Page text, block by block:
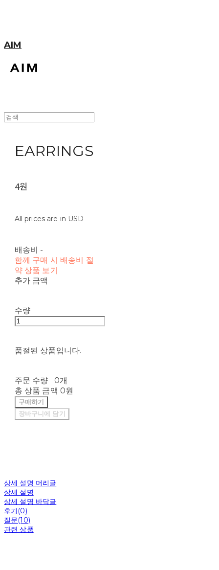
AIM
EARRINGS
4원
All prices are in USD
배송비 -
함께 구매 시 배송비 절
약 상품 보기
추가 금액
수량
품절된 상품입니다.
주문 수량
0개
총 상품 금액 0원
구매하기
장바구니에 담기
상세 설명 머리글
상세 설명
상세 설명 바닥글
후기(0)
질문(10)
관련 상품